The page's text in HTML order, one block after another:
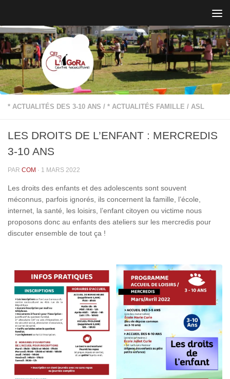
* ACTUALITÉS DES 3-10 ANS / * ACTUALITÉS FAMILLE / ASL
LES DROITS DE L’ENFANT : MERCREDIS
3-10 ANS
PAR COM · 1 MARS 2022
Les droits des enfants et des adolescents sont souvent
méconnus, parfois ignorés, ils concernent la famille, l’école,
internet, la santé, les loisirs, l’enfant citoyen ou victime nous
proposons donc au enfants des ateliers sur les mercredis pour
discuter ensemble de tout ça !